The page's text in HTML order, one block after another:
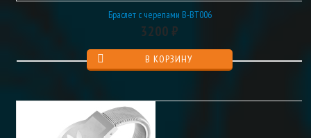
Браслет с черепами B-BT006
3200 ₽